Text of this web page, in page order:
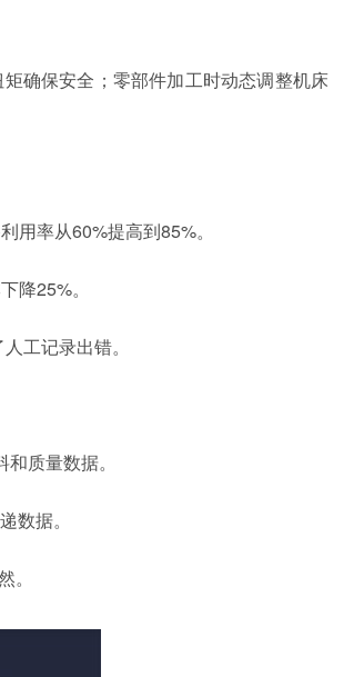
确保安全；零部件加工时动态调整机床
用率从60%提高到85%。
降25%。
工记录出错。
质量数据。
数据。